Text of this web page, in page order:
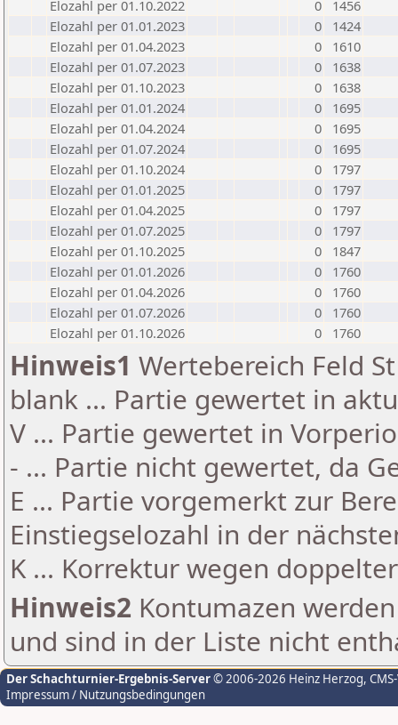
Elozahl per 01.10.2022
0
1456
Elozahl per 01.01.2023
0
1424
Elozahl per 01.04.2023
0
1610
Elozahl per 01.07.2023
0
1638
Elozahl per 01.10.2023
0
1638
Elozahl per 01.01.2024
0
1695
Elozahl per 01.04.2024
0
1695
Elozahl per 01.07.2024
0
1695
Elozahl per 01.10.2024
0
1797
Elozahl per 01.01.2025
0
1797
Elozahl per 01.04.2025
0
1797
Elozahl per 01.07.2025
0
1797
Elozahl per 01.10.2025
0
1847
Elozahl per 01.01.2026
0
1760
Elozahl per 01.04.2026
0
1760
Elozahl per 01.07.2026
0
1760
Elozahl per 01.10.2026
0 1760
Hinweis1 Wertebereich Feld
blank ... Partie gewertet in
V ... Partie gewertet in
- ... Partie nicht gewertet, da
E ... Partie vorgemerkt zur
Einstiegselozahl in der
K ... Korrektur wegen
Hinweis2 Kontumazen
und sind in der Liste nicht
Der Schachturnier-Ergebnis-Server© 2006-2026 Heinz Herzog,
Impressum / Nutzungsbedingungen